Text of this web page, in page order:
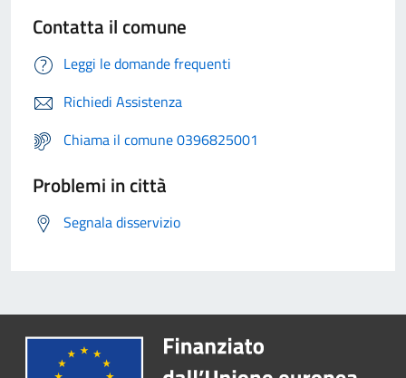
Contatta il comune
Leggi le domande frequenti
Richiedi Assistenza
Chiama il comune 0396825001
Problemi in città
Segnala disservizio